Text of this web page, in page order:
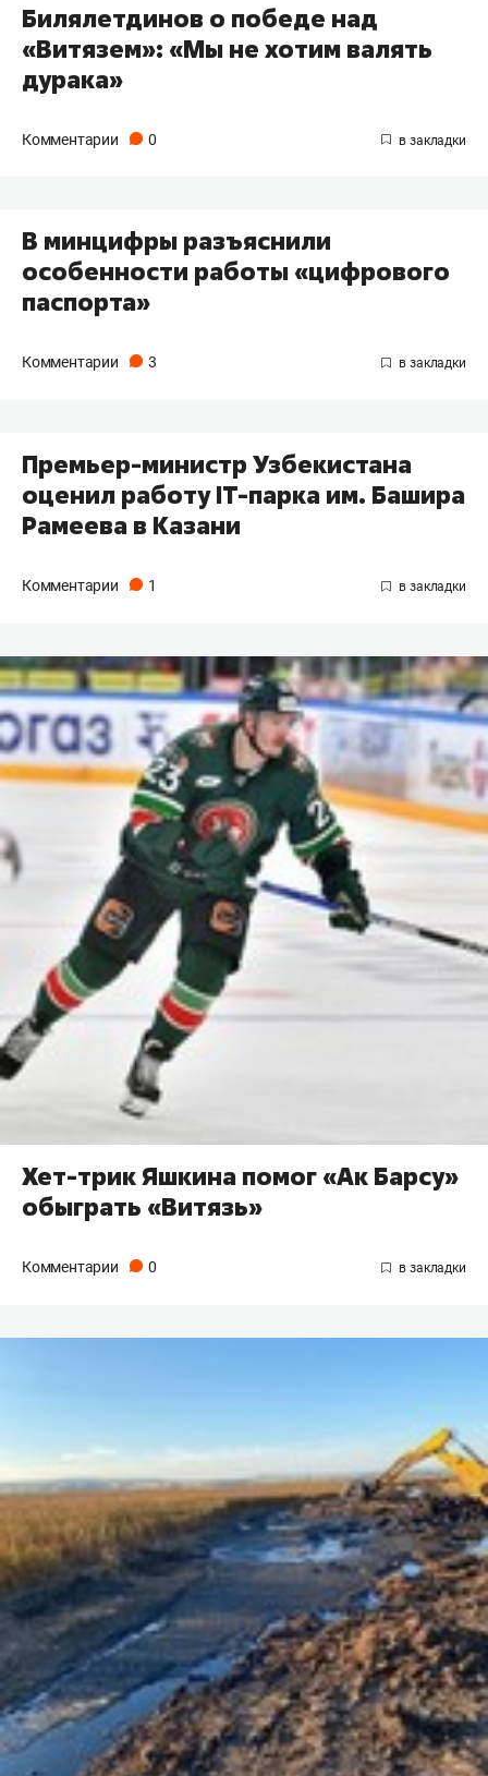
Билялетдинов о победе над
«Витязем»: «Мы не хотим валять
дурака»
Комментарии 0
В минцифры разъяснили
особенности работы «цифрового
паспорта»
Комментарии 3
Премьер-министр Узбекистана
оценил работу IT-парка им. Башира
Рамеева в Казани
Комментарии 1
Хет-трик Яшкина помог «Ак Барсу»
обыграть «Витязь»
Комментарии 0